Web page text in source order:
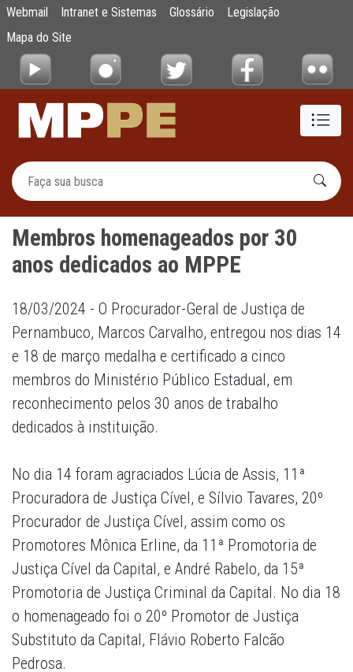
Pular para o Conteúdo principal
Membros homenageados por 30 anos
Webmail Intranet e Sistemas Glossário
Legislação
Mapa do Site
Membros homenageados por 30
anos dedicados ao MPPE
18/03/2024 - O Procurador-Geral de Justiça de
Pernambuco, Marcos Carvalho, entregou nos dias 14
e 18 de março medalha e certificado a cinco
membros do Ministério Público Estadual, em
reconhecimento pelos 30 anos de trabalho
dedicados à instituição.
No dia 14 foram agraciados Lúcia de Assis, 11ª
Procuradora de Justiça Cível, e Sílvio Tavares, 20º
Procurador de Justiça Cível, assim como os
Promotores Mônica Erline, da 11ª Promotoria de
Justiça Cível da Capital, e André Rabelo, da 15ª
Promotoria de Justiça Criminal da Capital. No dia 18
o homenageado foi o 20º Promotor de Justiça
Substituto da Capital, Flávio Roberto Falcão
Pedrosa.